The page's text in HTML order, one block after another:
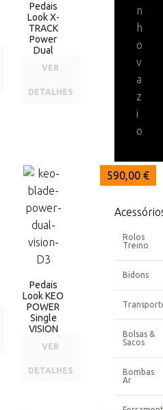
Pedais
Look X-
TRACK
Power
Dual
VER
DETALHES
636,00 €
559,00 €
590,00 €
Pedais
Look KEO
POWER
Single
VISION
VER
DETALHES
n
h
o
v
a
z
i
o
Rolos
Treino
Bidons
Bolsas &
Sacos
Bombas
Ar